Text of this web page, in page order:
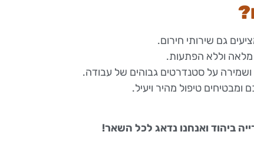
גם שירותי חירום.
מלאה וללא הפתעות.
ושמירה על סטנדרטים גבוהים של עבודה.
טיפול מהיר ויעיל.
ביהוד ואנחנו נדאג לכל השאר!